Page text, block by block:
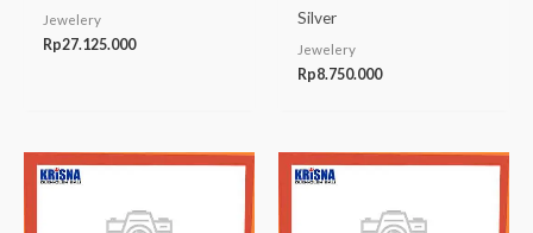
Jewelery
Rp27.125.000
Silver
Jewelery
Rp8.750.000